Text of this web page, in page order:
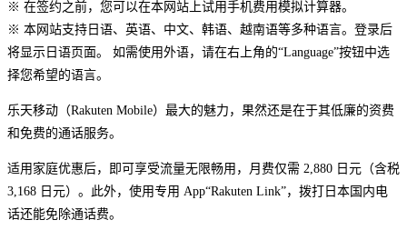
※ 在签约之前，您可以在本网站上试用手机费用模拟计算器。
※ 本网站支持日语、英语、中文、韩语、越南语等多种语言。登录后
将显示日语页面。 如需使用外语，请在右上角的“Language”按钮中选
择您希望的语言。
乐天移动（Rakuten Mobile）最大的魅力，果然还是在于其低廉的资费
和免费的通话服务。
适用家庭优惠后，即可享受流量无限畅用，月费仅需 2,880 日元（含税
3,168 日元）。此外，使用专用 App“Rakuten Link”，拨打日本国内电
话还能免除通话费。